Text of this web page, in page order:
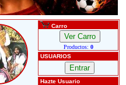
Carro
Productos: 0
USUARIOS
Hazte Usuario